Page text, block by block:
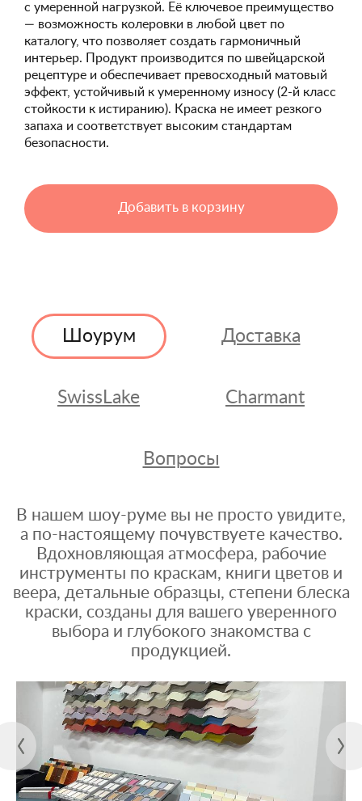
с умеренной нагрузкой. Её ключевое преимущество
— возможность колеровки в любой цвет по
каталогу, что позволяет создать гармоничный
интерьер. Продукт производится по швейцарской
рецептуре и обеспечивает превосходный матовый
эффект, устойчивый к умеренному износу (2-й класс
стойкости к истиранию). Краска не имеет резкого
запаха и соответствует высоким стандартам
безопасности.
Добавить в корзину
Шоурум Доставка
SwissLake Charmant
Вопросы
В нашем шоу-руме вы не просто увидите,
а по-настоящему почувствуете качество.
Вдохновляющая атмосфера, рабочие
инструменты по краскам, книги цветов и
веера, детальные образцы, степени блеска
краски, созданы для вашего уверенного
выбора и глубокого знакомства с
продукцией.